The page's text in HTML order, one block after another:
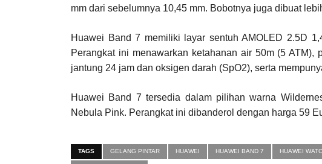
mm dari sebelumnya 10,45 mm. Bobotnya juga dibuat
Huawei Band 7 memiliki layar sentuh AMOLED 2.5D
Perangkat ini menawarkan ketahanan air 50m (5 ATM),
jantung 24 jam dan oksigen darah (SpO2), serta
Huawei Band 7 tersedia dalam pilihan warna
Nebula Pink. Perangkat ini dibanderol dengan harga 59
TAGS GELANG PINTAR HUAWEI HUAWEI BAND 7 HUAWEI